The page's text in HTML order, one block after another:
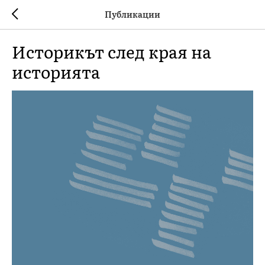
Публикации
Историкът след края на
историята